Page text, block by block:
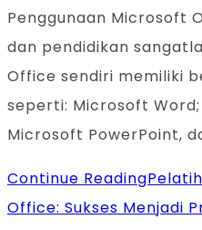
Penggunaan Microsoft
dan pendidikan
Office sendiri memiliki
seperti: Microsoft
Microsoft PowerPoint,
Continue Reading
Office: Sukses Menjadi